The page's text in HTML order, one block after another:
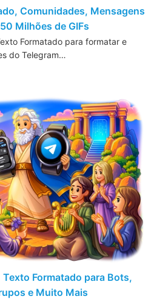
Comunidades, Mensagens
Milhões de GIFs
Formatado para formatar e
do Telegram…
Formatado para Bots,
e Muito Mais